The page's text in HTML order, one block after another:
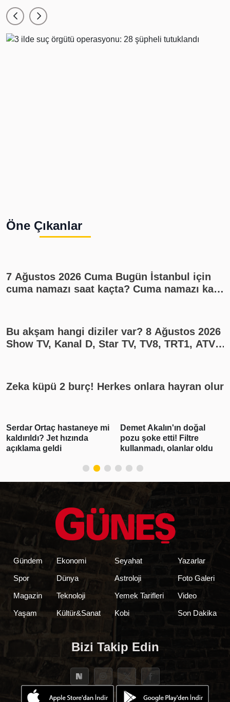
Öne Çıkanlar
7 Ağustos 2026 Cuma Bugün İstanbul için
cuma namazı saat kaçta? Cuma namazı kaç
Bu akşam hangi diziler var? 8 Ağustos 2026
Show TV, Kanal D, Star TV, TV8, TRT1, ATV
Zeka küpü 2 burç! Herkes onlara hayran olur
Ortaç hastaneye mi
Jet hızında
geldi
Demet Akalın'ın doğal
pozu şoke etti! Filtre
kullanmadı, olanlar oldu
Gündem
Spor
Magazin
Yaşam
Ekonomi
Dünya
Teknoloji
Kültür&Sanat
Seyahat
Astroloji
Yemek Tarifleri
Kobi
Yazarlar
Foto Galeri
Video
Son Dakika
Bizi Takip Edin